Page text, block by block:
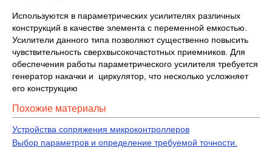
Используются в параметрических усилителях различных
конструкций в качестве элемента с переменной емкостью.
Усилители данного типа позволяют существенно повысить
чувствительность сверхвысокочастотных приемников. Для
обеспечения работы параметрического усилителя требуется
генератор накачки и циркулятор, что несколько усложняет
его конструкцию
Похожие материалы
Устройства сопряжения микроконтроллеров
Выбор параметров и определение требуемой точности.